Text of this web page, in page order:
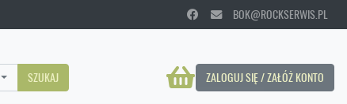
BOK@ROCKSERWIS.PL
ZALOGUJ SIĘ / ZAŁÓŻ KONTO
SZUKAJ